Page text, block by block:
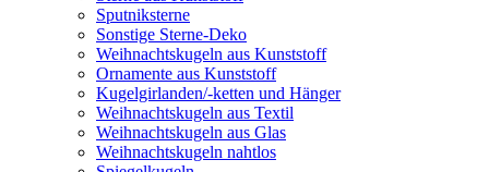
Sputniksterne
Sonstige Sterne-Deko
Weihnachtskugeln aus Kunststoff
Ornamente aus Kunststoff
Kugelgirlanden/-ketten und Hänger
Weihnachtskugeln aus Textil
Weihnachtskugeln aus Glas
Weihnachtskugeln nahtlos